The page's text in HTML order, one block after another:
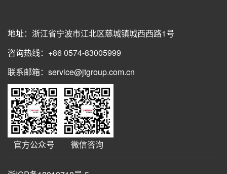
地址：浙江省宁波市江北区慈城镇城西西路1号
咨询热线：+86 0574-83005999
联系邮箱：service@jtgroup.com.cn
官方公众号 微信咨询